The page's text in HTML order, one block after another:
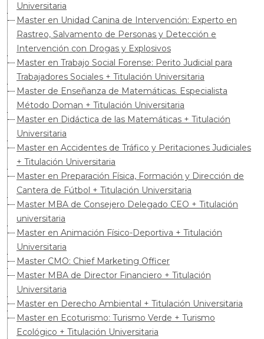
Universitaria
Master en Unidad Canina de Intervención: Experto en
Rastreo, Salvamento de Personas y Detección e
Intervención con Drogas y Explosivos
Master en Trabajo Social Forense: Perito Judicial para
Trabajadores Sociales + Titulación Universitaria
Master de Enseñanza de Matemáticas. Especialista
Método Doman + Titulación Universitaria
Master en Didáctica de las Matemáticas + Titulación
Universitaria
Master en Accidentes de Tráfico y Peritaciones Judiciales
+ Titulación Universitaria
Master en Preparación Física, Formación y Dirección de
Cantera de Fútbol + Titulación Universitaria
Master MBA de Consejero Delegado CEO + Titulación
universitaria
Master en Animación Físico-Deportiva + Titulación
Universitaria
Master CMO: Chief Marketing Officer
Master MBA de Director Financiero + Titulación
Universitaria
Master en Derecho Ambiental + Titulación Universitaria
Master en Ecoturismo: Turismo Verde + Turismo
Ecológico + Titulación Universitaria